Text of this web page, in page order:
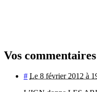
Vos commentaires
# Le 8 février 2012 à